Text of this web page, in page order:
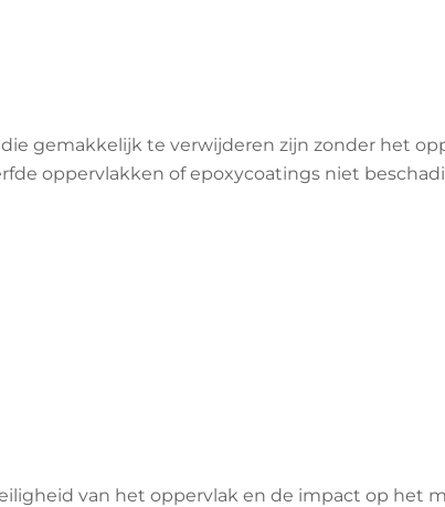
gemakkelijk te verwijderen zijn zonder het
oppervlakken of epoxycoatings niet
van het oppervlak en de impact op het